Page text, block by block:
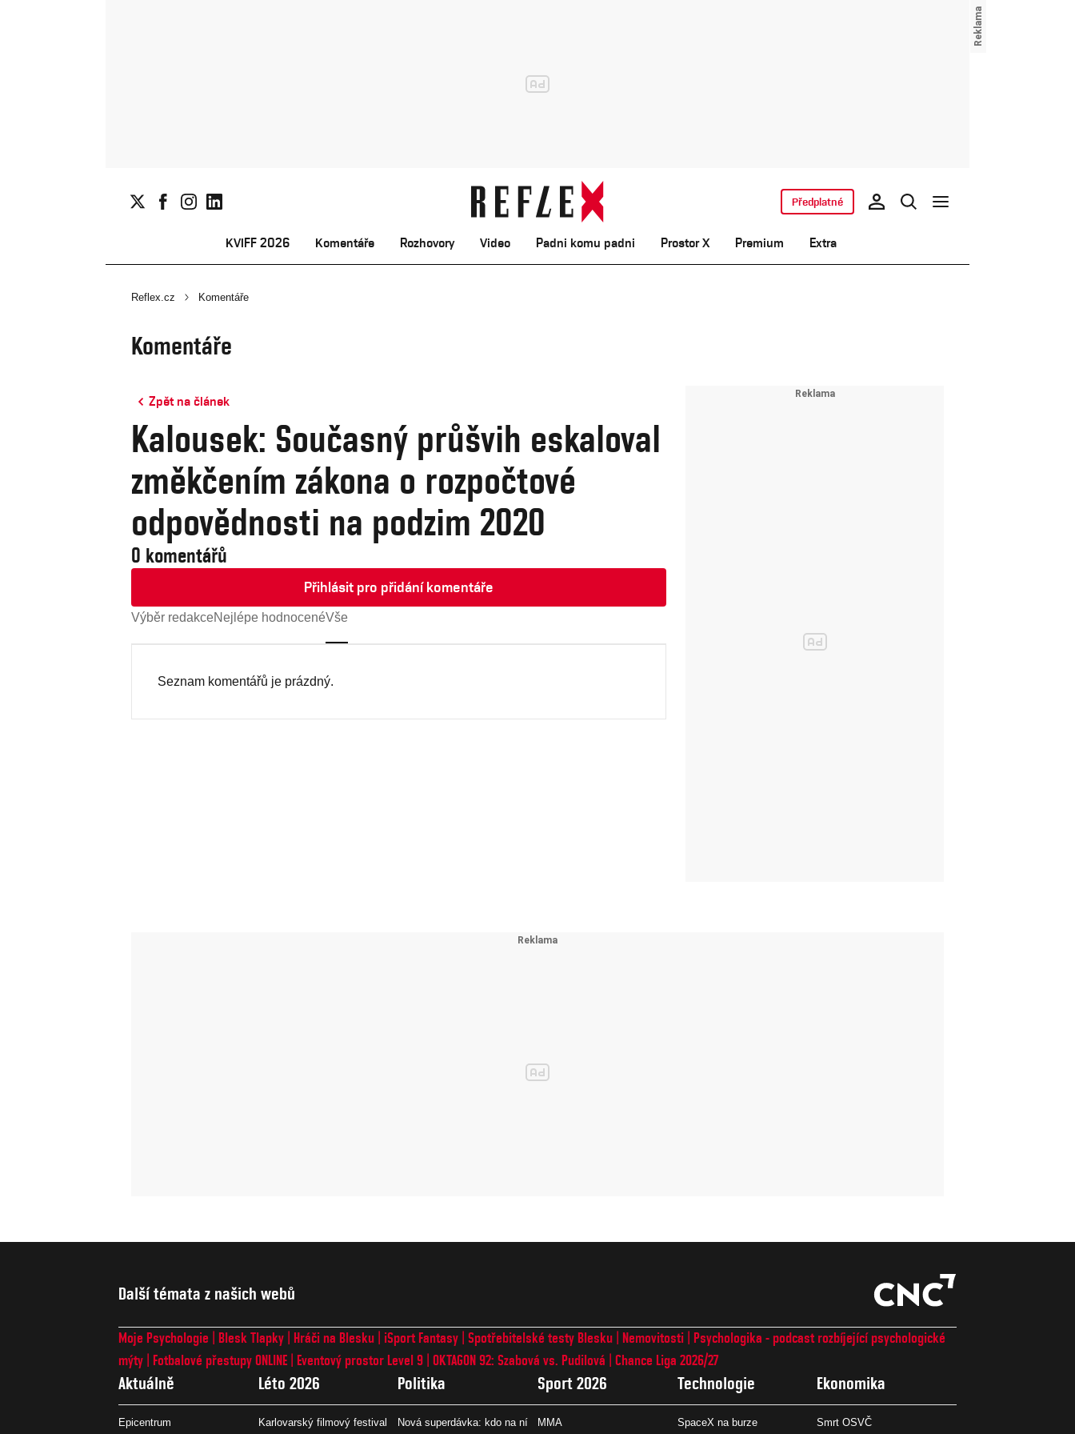
KVIFF 2026 Komentáře Rozhovory Video Padni komu padni Prostor X Premium Extra
Předplatné
Reflex.cz Komentáře
Komentáře
Zpět na článek
Kalousek: Současný průšvih eskaloval
změkčením zákona o rozpočtové
odpovědnosti na podzim 2020
0 komentářů
Přihlásit pro přidání komentáře
Výběr redakceNejlépe hodnocenéVše
Seznam komentářů je prázdný.
Další témata z našich webů
Moje Psychologie Blesk Tlapky Hráči na Blesku iSport Fantasy Spotřebitelské testy Blesku Nemovitosti
Psychologika - podcast rozbíjející psychologické
mýty
Fotbalové přestupy ONLINE Eventový prostor Level 9 OKTAGON 92: Szabová vs. Pudilová Chance Liga 2026/27
Aktuálně
Epicentrum
Léto 2026
Karlovarský filmový festival
Politika
Nová superdávka: kdo na ní
Sport 2026
MMA
Technologie
SpaceX na burze
Ekonomika
Smrt OSVČ